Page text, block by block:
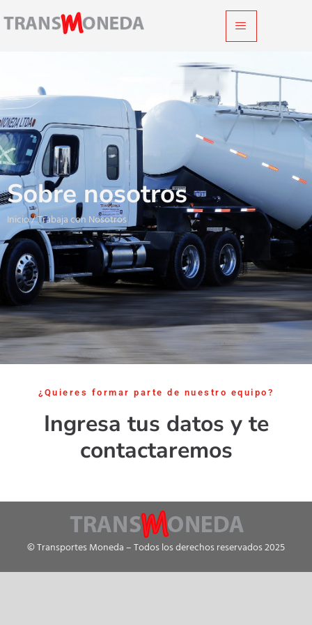
Sobre nosotros
Inicio / Trabaja con Nosotros
¿Quieres formar parte de nuestro equipo?
Ingresa tus datos y te
contactaremos
© Transportes Moneda – Todos los derechos reservados 2025